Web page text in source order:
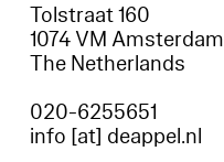
Tolstraat 160
1074 VM Amsterdam
The Netherlands
020-6255651
info [at] deappel.nl